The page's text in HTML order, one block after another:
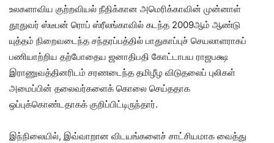
உலகளாவிய குற்றவியல் நீதிக்கான அமெரிக்காவின் முன்னாள்
தூதுவர் ஸ்டீபன் ரொப் ஸ்ரீலங்காவில் கடந்த 2009ஆம் ஆண்டு
யுத்தம் நிறைவடைந்த சந்தரப்பத்தில் பாதுகாப்புச் செயலாளராகப்
பணியாற்றிய தற்போதைய ஜனாதிபதி கோட்டாபய ராஜபக்ஷ
இராணுவத்தினரிடம் சரணடைந்த தமிழீழ விடுதலைப் புலிகள்
அமைப்பின் தலைவர்களைக் கொலை செய்ததாக
ஒப்புக்கொண்டதாகக் குறிப்பிட்டிருந்தார்.
இந்நிலையில், இவ்வாறான விடயங்களைச் சாட்சியமாக வைத்து